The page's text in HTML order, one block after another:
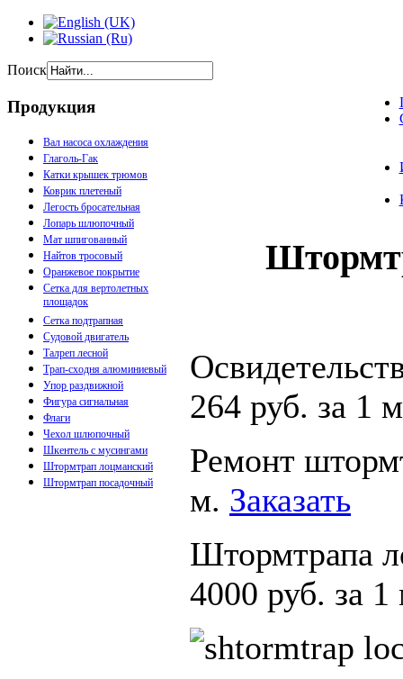
Поиск
Продукция
Вал насоса охлаждения
Глаголь-Гак
Катки крышек трюмов
Коврик плетеный
Легость бросательная
Лопарь шлюпочный
Мат шпигованный
Найтов тросовый
Оранжевое покрытие
Сетка для вертолетных
площадок
Сетка подтрапная
Судовой двигатель
Талреп лесной
Трап-сходня алюминиевый
Упор раздвижной
Фигура сигнальная
Флаги
Чехол шлюпочный
Шкентель с мусингами
Штормтрап лоцманский
Штормтрап посадочный
264 руб. за 1
Ремонт
м. Заказать
Штормтрапа
4000 руб. за